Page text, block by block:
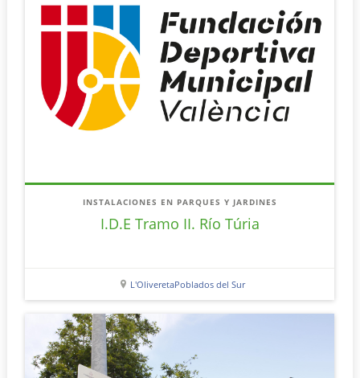
INSTALACIONES EN PARQUES Y JARDINES
I.D.E Tramo II. Río Túria
L'OliveretaPoblados del Sur